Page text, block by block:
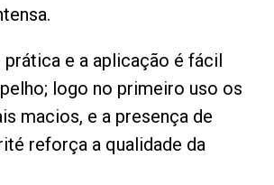
prática e a aplicação é fácil
logo no primeiro uso os
macios, e a presença de
reforça a qualidade da